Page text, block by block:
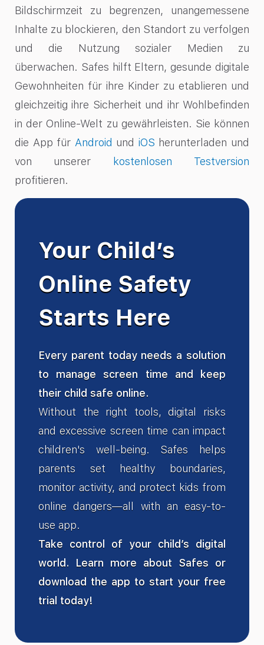
Bildschirmzeit zu begrenzen, unangemessene
Inhalte zu blockieren, den Standort zu verfolgen
und die Nutzung sozialer Medien zu
überwachen. Safes hilft Eltern, gesunde digitale
Gewohnheiten für ihre Kinder zu etablieren und
gleichzeitig ihre Sicherheit und ihr Wohlbefinden
in der Online-Welt zu gewährleisten. Sie können
die App für Android und iOS herunterladen und
von unserer
kostenlosen Testversion
profitieren.
Your Child’s
Online Safety
Starts Here
Every parent today needs a solution
to manage screen time and keep
their child safe online.
Without the right tools, digital risks
and excessive screen time can impact
children's well-being. Safes helps
parents set healthy boundaries,
monitor activity, and protect kids from
online dangers—all with an easy-to-
use app.
Take control of your child’s digital
world. Learn more about Safes or
download the app to start your free
trial today!